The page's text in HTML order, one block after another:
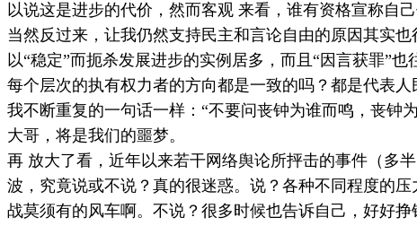
以说这是进步的代价，然而客观 来看，谁有资格宣称自
当然反过来，让我仍然支持民主和言论自由的原因其实
以“稳定”而扼杀发展进步的实例居多，而且“因言获罪”
每个层次的执有权力者的方向都是一致的吗？都是代表
我不断重复的一句话一样：“不要问丧钟为谁而鸣，丧钟
大哥，将是我们的噩梦。
再 放大了看，近年以来若干网络舆论所抨击的事件（多
波，究竟说或不说？真的很迷惑。说？各种不同程度的
战莫须有的风车啊。不说？很多时候也告诉自己，好好挣